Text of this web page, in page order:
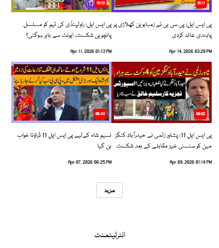
01:11
پی ایس ایل: پی سی بی نے زمبابوین کھلاڑی پر
پابندی عائد کردی
Apr 14, 2026 03:29 PM
10:33
پی ایس ایل: راولپنڈی کی ٹیم کو مسلسل
پانچویں شکست، ایونٹ سے باہر ہوگئی؟
Apr 11, 2026 01:13 PM
09:02
پی ایس ایل 11: پشاور زلمی نے حیدرآباد کنگز
مین کو سنسنی خیز مقابلے کے بعد شکست
Apr 09, 2026 01:14 PM
06:43
نسیم شاہ کےلیے پی ایس ایل 11 ڈراؤنا خواب
بن گیا
Apr 07, 2026 06:25 PM
مزید
انٹرٹینمنٹ